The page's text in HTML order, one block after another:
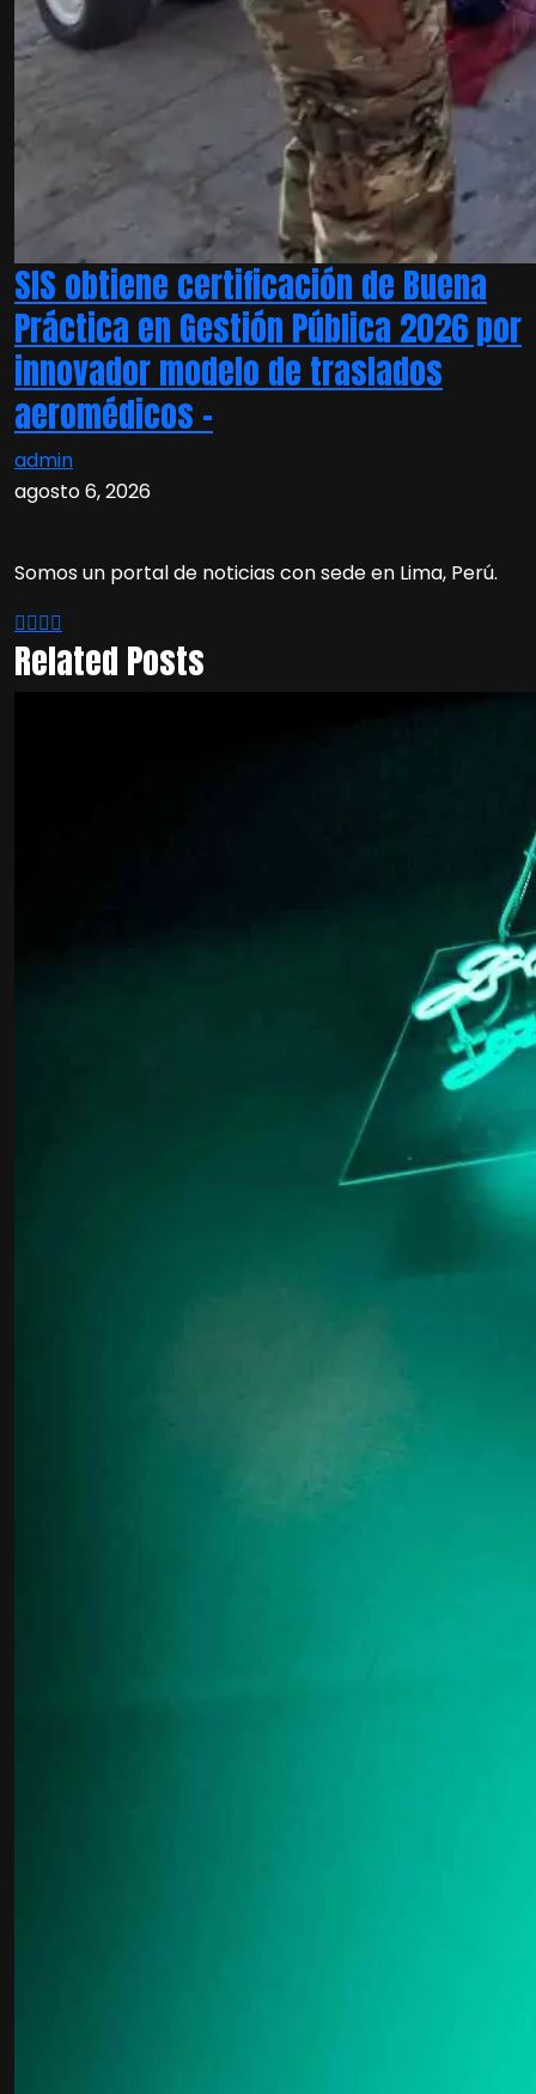
SIS obtiene certificación de Buena
Práctica en Gestión Pública 2026 por
innovador modelo de traslados
aeromédicos –
admin
agosto 6, 2026
Somos un portal de noticias con sede en Lima, Perú.
Related Posts